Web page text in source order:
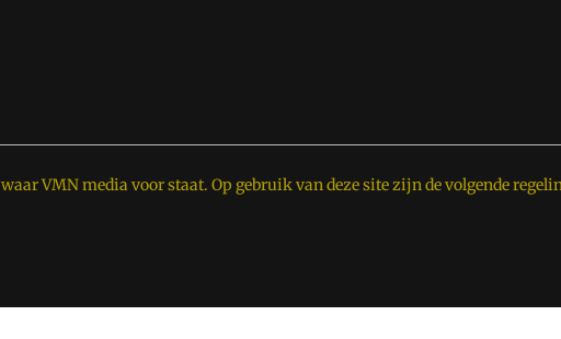
waar VMN media voor staat. Op gebruik van deze site zijn de volgende